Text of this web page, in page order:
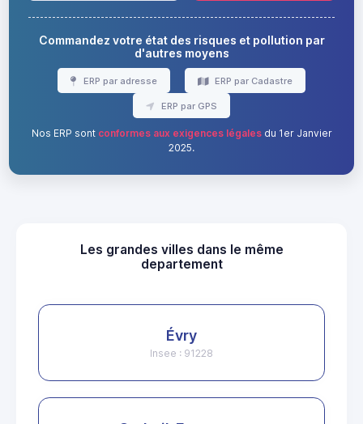
Commandez votre état des risques et pollution par
d'autres moyens
ERP par adresse ERP par Cadastre
ERP par GPS
Nos ERP sont conformes aux exigences légalesdu 1er Janvier
2025.
Les grandes villes dans le même
departement
Évry
Insee : 91228